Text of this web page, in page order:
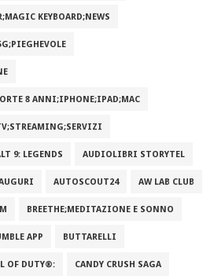
KEYBOARD;NEWS
8 ANNI;IPHONE;IPAD;MAC
9: LEGENDS AUDIOLIBRI STORYTEL
AUTOSCOUT24 AW LAB CLUB
BREETHE;MEDITAZIONE E SONNO
APP BUTTARELLI
OF DUTY®: CANDY CRUSH SAGA